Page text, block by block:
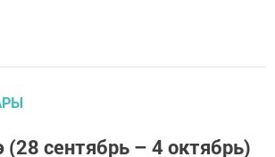
сентябрь – 4 октябрь)